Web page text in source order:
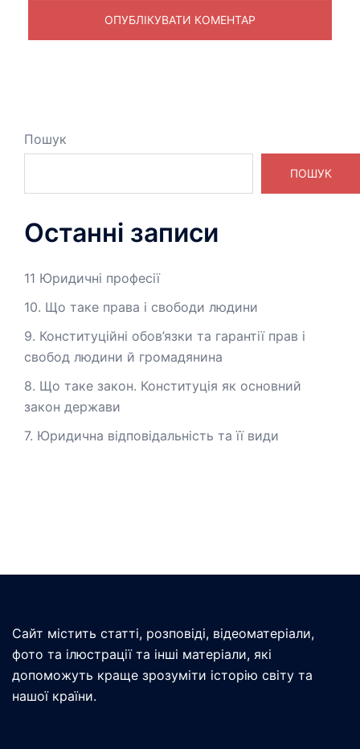
Пошук
ПОШУК
Останні записи
11 Юридичні професії
10. Що таке права і свободи людини
9. Конституційні обов’язки та гарантії прав і
свобод людини й громадянина
8. Що таке закон. Конституція як основний
закон держави
7. Юридична відповідальність та її види
Сайт містить статті, розповіді, відеоматеріали,
фото та ілюстрації та інші матеріали, які
допоможуть краще зрозуміти історію світу та
нашої країни.